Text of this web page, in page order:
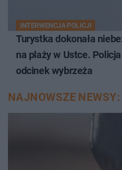
INTERWENCJA POLICJI
Turystka dokonała
na plaży w Ustce.
odcinek wybrzeża
NAJNOWSZE NEWSY: